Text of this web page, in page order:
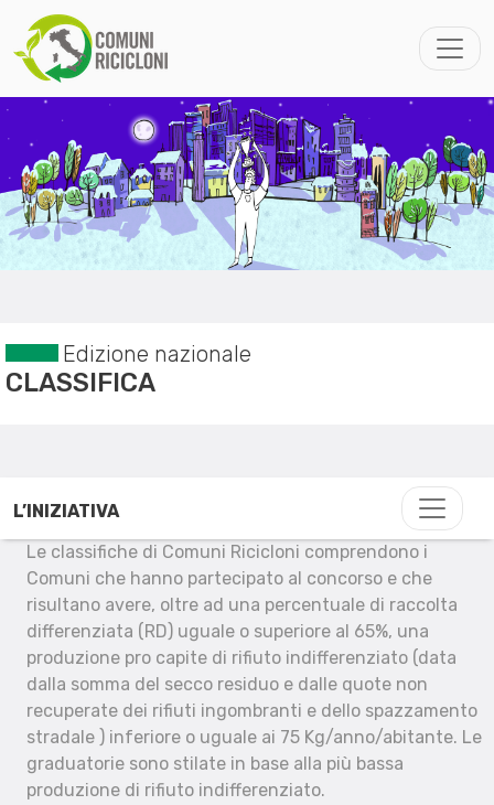
Edizione nazionale
CLASSIFICA
L’INIZIATIVA
Le classifiche di Comuni Ricicloni comprendono i
Comuni che hanno partecipato al concorso e che
risultano avere, oltre ad una percentuale di raccolta
differenziata (RD) uguale o superiore al 65%, una
produzione pro capite di rifiuto indifferenziato (data
dalla somma del secco residuo e dalle quote non
recuperate dei rifiuti ingombranti e dello spazzamento
stradale ) inferiore o uguale ai 75 Kg/anno/abitante. Le
graduatorie sono stilate in base alla più bassa
produzione di rifiuto indifferenziato.